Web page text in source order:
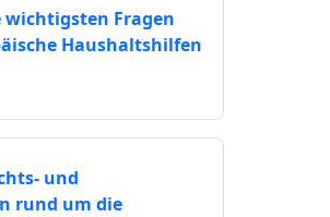
Fragen
Haushaltshilfen
und
rund um die